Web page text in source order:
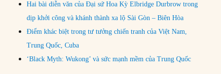
Hai bài diễn văn của Đại sứ Hoa Kỳ Elbridge Durbrow trong
dịp khởi công và khánh thành xa lộ Sài Gòn – Biên Hòa
Điểm khác biệt trong tư tưởng chiến tranh của Việt Nam,
Trung Quốc, Cuba
‘Black Myth: Wukong’ và sức mạnh mềm của Trung Quốc